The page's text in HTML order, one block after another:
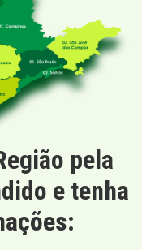
pela
e tenha